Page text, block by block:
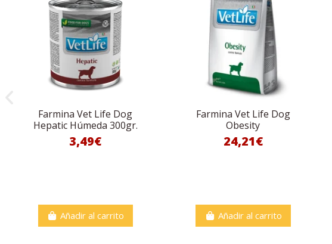
Farmina Vet Life Dog
Hepatic Húmeda 300gr.
3,49€
Añadir al carrito
Farmina Vet Life Dog
Obesity
24,21€
Añadir al carrito